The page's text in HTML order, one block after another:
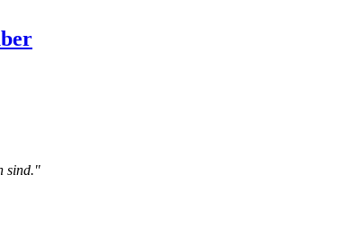
sind."